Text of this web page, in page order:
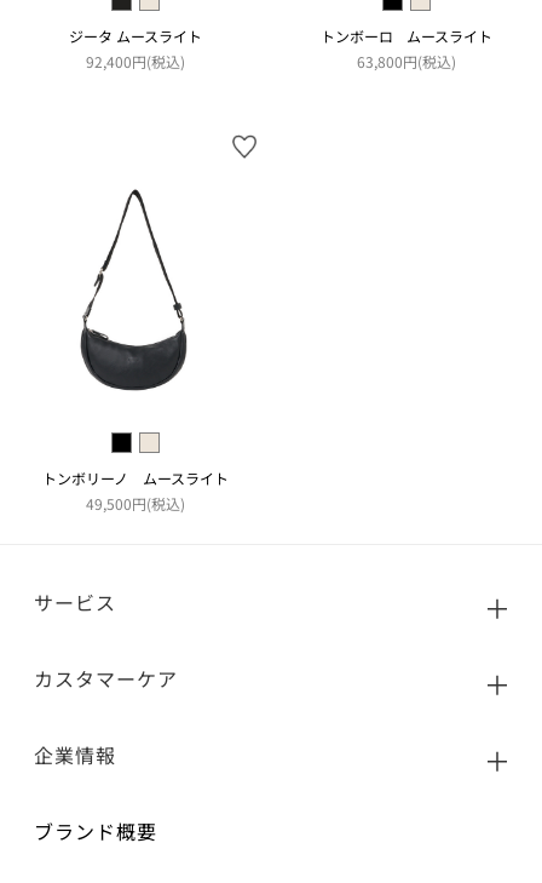
ジータ ムースライト
92,400円(税込)
トンボーロ ムースライト
63,800円(税込)
トンボリーノ ムースライト
49,500円(税込)
サービス
カスタマーケア
企業情報
ブランド概要